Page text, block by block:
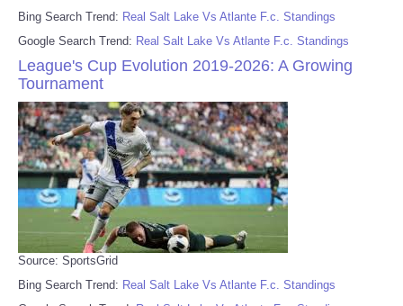
Bing Search Trend: Real Salt Lake Vs Atlante F.c. Standings
Google Search Trend: Real Salt Lake Vs Atlante F.c. Standings
League's Cup Evolution 2019-2026: A Growing
Tournament
Source: SportsGrid
Bing Search Trend: Real Salt Lake Vs Atlante F.c. Standings